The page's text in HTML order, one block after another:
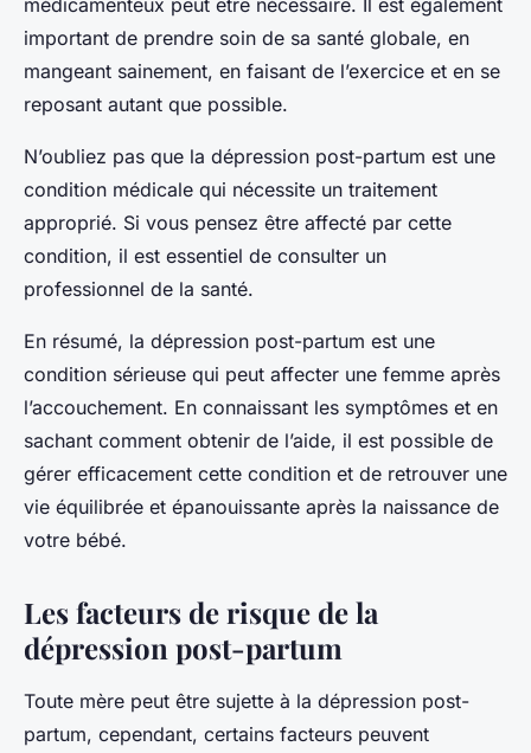
important de prendre soin de sa santé globale, en
mangeant sainement, en faisant de l’exercice et en se
reposant autant que possible.
N’oubliez pas que la dépression post-partum est une
condition médicale qui nécessite un traitement
approprié. Si vous pensez être affecté par cette
condition, il est essentiel de consulter un
professionnel de la santé.
En résumé, la dépression post-partum est une
condition sérieuse qui peut affecter une femme après
l’accouchement. En connaissant les symptômes et en
sachant comment obtenir de l’aide, il est possible de
gérer efficacement cette condition et de retrouver une
vie équilibrée et épanouissante après la naissance de
votre bébé.
Les facteurs de risque de la
dépression post-partum
Toute mère peut être sujette à la dépression post-
partum, cependant, certains facteurs peuvent